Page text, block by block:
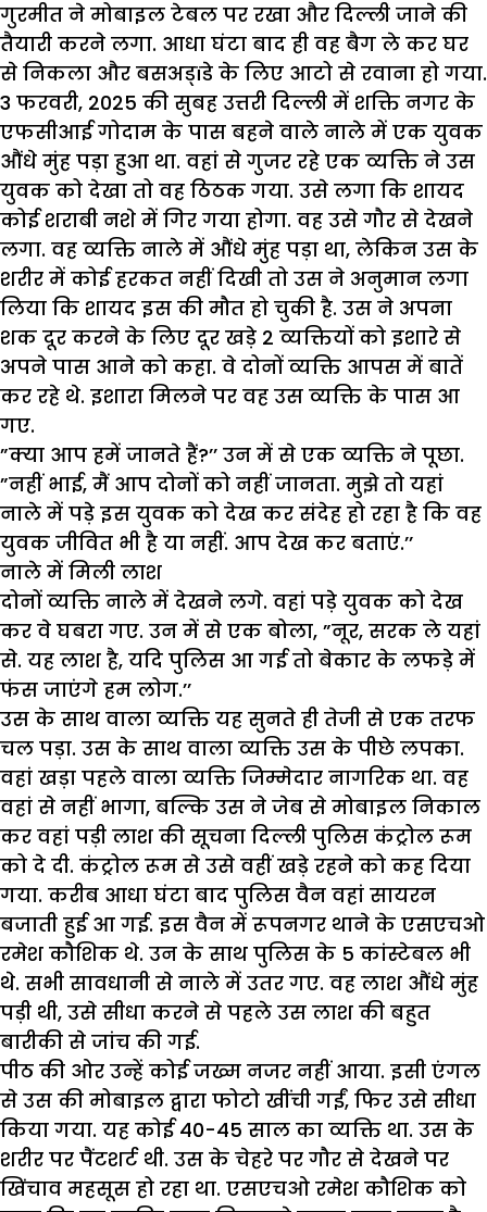
गुरमीत ने मोबाइल टेबल पर रखा और दिल्ली जाने की
तैयारी करने लगा. आधा घंटा बाद ही वह बैग ले कर घर
से निकला और बसअड्ïडे के लिए आटो से रवाना हो गया.
3 फरवरी, 2025 की सुबह उत्तरी दिल्ली में शक्ति नगर के
एफसीआई गोदाम के पास बहने वाले नाले में एक युवक
औंधे मुंह पड़ा हुआ था. वहां से गुजर रहे एक व्यक्ति ने उस
युवक को देखा तो वह ठिठक गया. उसे लगा कि शायद
कोई शराबी नशे में गिर गया होगा. वह उसे गौर से देखने
लगा. वह व्यक्ति नाले में औंधे मुंह पड़ा था, लेकिन उस के
शरीर में कोई हरकत नहीं दिखी तो उस ने अनुमान लगा
लिया कि शायद इस की मौत हो चुकी है. उस ने अपना
शक दूर करने के लिए दूर खड़े 2 व्यक्तियों को इशारे से
अपने पास आने को कहा. वे दोनों व्यक्ति आपस में बातें
कर रहे थे. इशारा मिलने पर वह उस व्यक्ति के पास आ
गए.
”क्या आप हमें जानते हैं?’’ उन में से एक व्यक्ति ने पूछा.
”नहीं भाई, मैं आप दोनों को नहीं जानता. मुझे तो यहां
नाले में पड़े इस युवक को देख कर संदेह हो रहा है कि वह
युवक जीवित भी है या नहीं. आप देख कर बताएं.’’
नाले में मिली लाश
दोनों व्यक्ति नाले में देखने लगे. वहां पड़े युवक को देख
कर वे घबरा गए. उन में से एक बोला, ”नूर, सरक ले यहां
से. यह लाश है, यदि पुलिस आ गई तो बेकार के लफड़े में
फंस जाएंगे हम लोग.’’
उस के साथ वाला व्यक्ति यह सुनते ही तेजी से एक तरफ
चल पड़ा. उस के साथ वाला व्यक्ति उस के पीछे लपका.
वहां खड़ा पहले वाला व्यक्ति जिम्मेदार नागरिक था. वह
वहां से नहीं भागा, बल्कि उस ने जेब से मोबाइल निकाल
कर वहां पड़ी लाश की सूचना दिल्ली पुलिस कंट्रोल रूम
को दे दी. कंट्रोल रूम से उसे वहीं खड़े रहने को कह दिया
गया. करीब आधा घंटा बाद पुलिस वैन वहां सायरन
बजाती हुई आ गई. इस वैन में रूपनगर थाने के एसएचओ
रमेश कौशिक थे. उन के साथ पुलिस के 5 कांस्टेबल भी
थे. सभी सावधानी से नाले में उतर गए. वह लाश औंधे मुंह
पड़ी थी, उसे सीधा करने से पहले उस लाश की बहुत
बारीकी से जांच की गई.
पीठ की ओर उन्हें कोई जख्म नजर नहीं आया. इसी एंगल
से उस की मोबाइल द्वारा फोटो खींची गईं, फिर उसे सीधा
किया गया. यह कोई 40-45 साल का व्यक्ति था. उस के
शरीर पर पैंटशर्ट थी. उस के चेहरे पर गौर से देखने पर
खिंचाव महसूस हो रहा था. एसएचओ रमेश कौशिक को